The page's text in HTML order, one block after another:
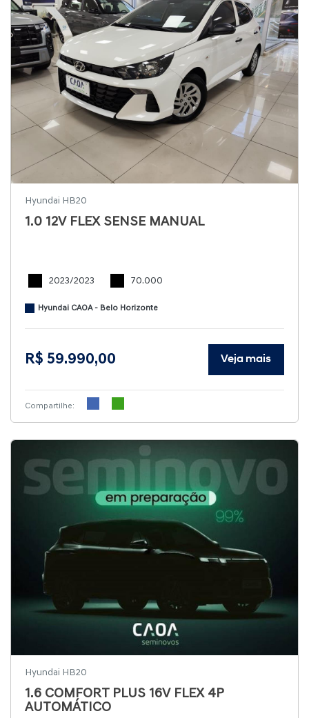
Hyundai HB20
1.0 12V FLEX SENSE MANUAL
2023/2023 70.000
Hyundai CAOA - Belo Horizonte
R$ 59.990,00 Veja mais
Compartilhe:
Hyundai HB20
1.6 COMFORT PLUS 16V FLEX 4P
AUTOMÁTICO